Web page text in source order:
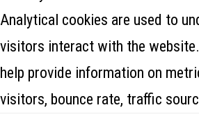
Analytical cookies are used to
visitors interact with the
help provide information on
visitors, bounce rate, traffic